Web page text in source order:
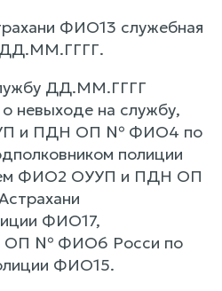
ФИО13 служебная
ДД.ММ.ГГГГ.
ДД.ММ.ГГГГ
невыходе на службу,
и ПДН ОП № ФИО4 по
полиции
ФИО2 ОУУП и ПДН ОП
ФИО17,
ОП № ФИО6 Росси по
ФИО15.